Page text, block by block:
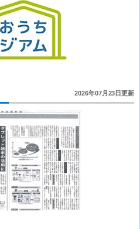
2026年07月23日更新